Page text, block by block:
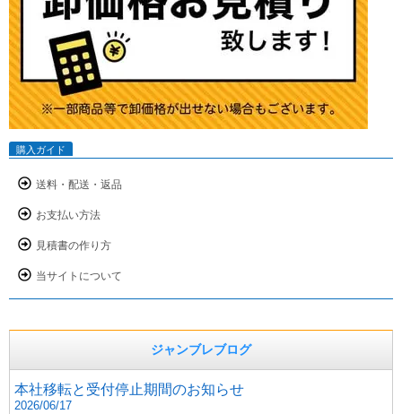
購入ガイド
送料・配送・返品
お支払い方法
見積書の作り方
当サイトについて
ジャンブレブログ
本社移転と受付停止期間のお知らせ
2026/06/17